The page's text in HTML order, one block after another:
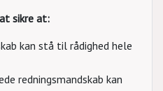
sikre at:
kan stå til rådighed hele
redningsmandskab kan